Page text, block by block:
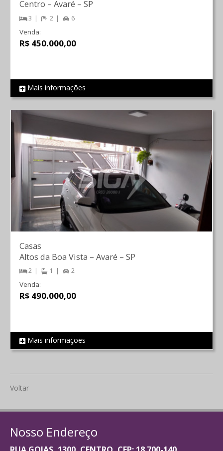
REF 671
Centro – Avaré – SP
3 2 6
Venda:
R$ 450.000,00
Mais informações
REF 1336
Casas
Altos da Boa Vista – Avaré – SP
2 1 2
Venda:
R$ 490.000,00
Mais informações
Voltar
Nosso Endereço